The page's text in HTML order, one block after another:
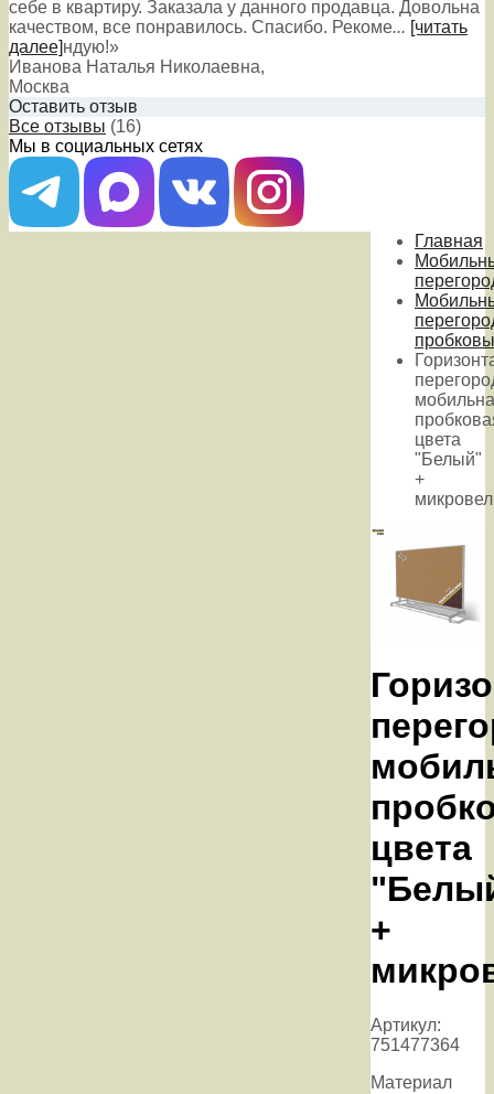
себе в квартиру. Заказала у данного продавца. Довольна
качеством, все понравилось. Спасибо. Рекоме... [читать
далее]ндую!»
Иванова Наталья Николаевна,
Москва
Оставить отзыв
Все отзывы (16)
Мы в социальных сетях
Главная
цвета
"Белый"
+
цвета
+
Артикул:
751477364
Материал